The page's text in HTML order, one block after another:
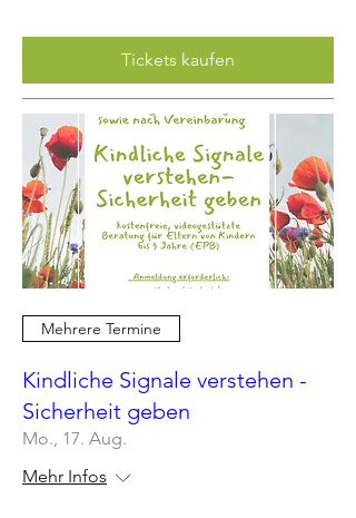
Tickets kaufen
Mehrere Termine
Kindliche Signale verstehen -
Sicherheit geben
Mo., 17. Aug.
Mehr Infos